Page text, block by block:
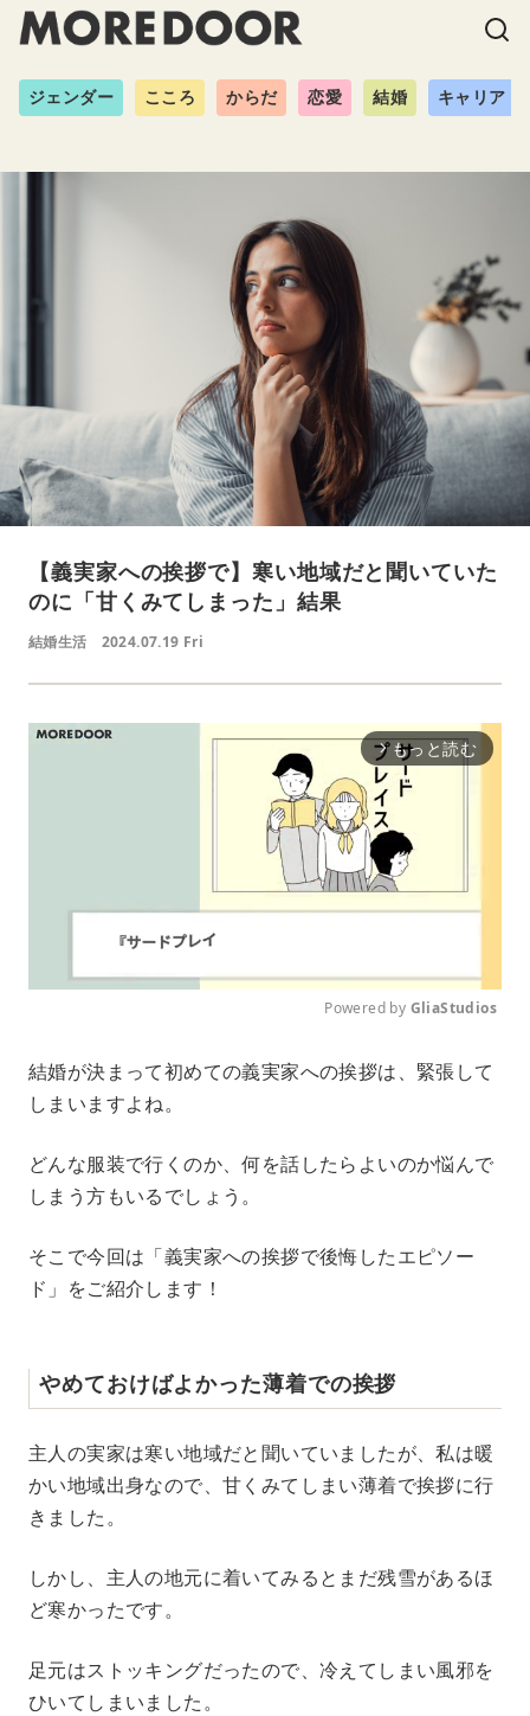
ジェンダー こころ からだ 恋愛 結婚 キャリア
【義実家への挨拶で】寒い地域だと聞いていた
のに「甘くみてしまった」結果
結婚生活 2024.07.19 Fri
arrow_forward_ios もっと読む
u
Powered by GliaStudios
結婚が決まって初めての義実家への挨拶は、緊張して
しまいますよね。
どんな服装で行くのか、何を話したらよいのか悩んで
しまう方もいるでしょう。
そこで今回は「義実家への挨拶で後悔したエピソー
ド」をご紹介します！
やめておけばよかった薄着での挨拶
主人の実家は寒い地域だと聞いていましたが、私は暖
かい地域出身なので、甘くみてしまい薄着で挨拶に行
きました。
しかし、主人の地元に着いてみるとまだ残雪があるほ
ど寒かったです。
足元はストッキングだったので、冷えてしまい風邪を
ひいてしまいました。